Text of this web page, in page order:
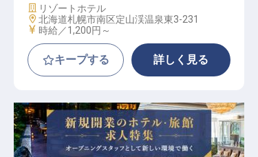
施設業態
リゾートホテル
勤務地
北海道札幌市南区定山渓温泉東3-231
給与
時給／1,200円～
キープする 詳しく見る